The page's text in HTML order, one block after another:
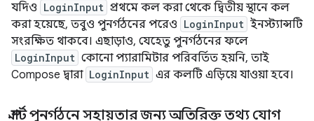
যদিও LoginInput প্রথমে কল করা থেকে দ্বিতীয় স্থানে কল
করা হয়েছে, তবুও পুনর্গঠনের পরেও LoginInput ইনস্ট্যান্সটি
সংরক্ষিত থাকবে। এছাড়াও, যেহেতু পুনর্গঠনের ফলে
LoginInput কোনো প্যারামিটার পরিবর্তিত হয়নি, তাই
Compose দ্বারা LoginInput এর কলটি এড়িয়ে যাওয়া হবে।
স্মার্ট পুনর্গঠনে সহায়তার জন্য অতিরিক্ত তথ্য যোগ